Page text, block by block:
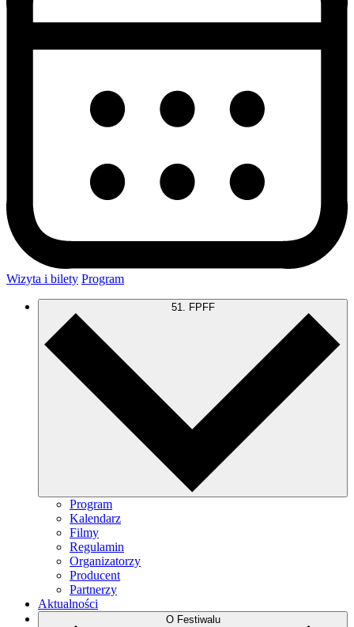
Wizyta i bilety Program
51. FPFF
Program
Kalendarz
Filmy
Regulamin
Organizatorzy
Producent
Partnerzy
Aktualności
O Festiwalu